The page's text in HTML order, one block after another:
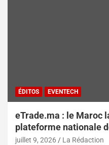
ÉDITOS EVENTECH
eTrade.ma : le Maroc
plateforme nationale
électronique B2B pour
juillet 9, 2026 La Rédaction